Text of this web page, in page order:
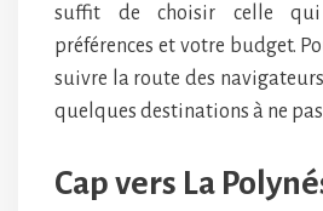
suffit de choisir celle
préférences et votre budget.
suivre la route des
quelques destinations à ne
Cap vers La